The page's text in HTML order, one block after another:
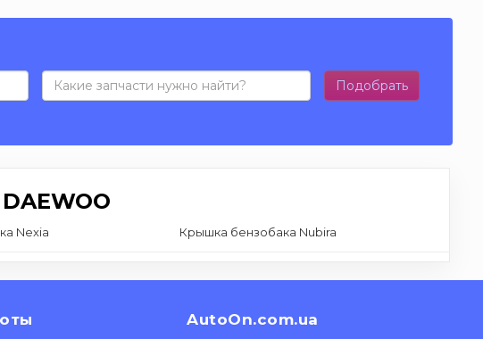
Подобрать
Nexia Крышка бензобака Nubira
AutoOn.com.ua